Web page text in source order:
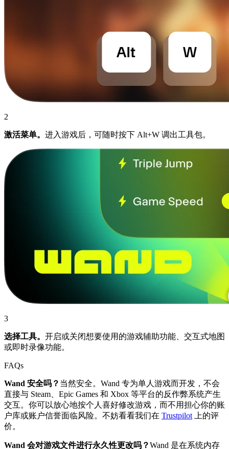
2
激活菜单。 进入游戏后，可随时按下 Alt+W 调出工具包。
3
选择工具。 开启或关闭想要使用的游戏辅助功能、交互式地图
或即时录像功能。
FAQs
Wand 安全吗？ 当然安全。Wand 专为单人游戏而开发，不会
直接与 Steam、Epic Games 和 Xbox 等平台的反作弊系统产生
交互。你可以放心地按个人喜好修改游戏，而不用担心你的账
户库或账户信誉面临风险。不妨看看我们在 Trustpilot 上的评
价。
Wand 会对游戏文件进行永久性更改吗？Wand 是在系统内存